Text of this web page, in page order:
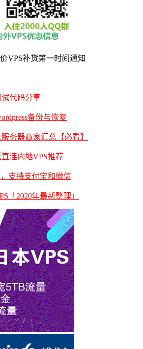
VPS补货第一时间通知
代码分享
备份与恢复
务器商家汇总【必看】
连内地VPS推荐
支持支付宝和微信
「2020年最新整理」